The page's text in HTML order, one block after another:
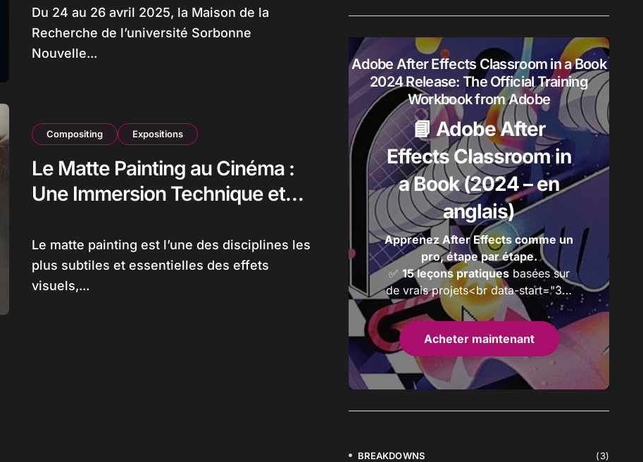
Du 24 au 26 avril 2025, la Maison de la
Recherche de l’université Sorbonne
Nouvelle...
Compositing Expositions
Le Matte Painting au Cinéma :
Une Immersion Technique et
Le matte painting est l’une des disciplines les
plus subtiles et essentielles des effets
visuels,...
r
d
i
t
Adobe After Effects Classroom in a Book
2024 Release: The Official Training
Workbook from Adobe
📘 Adobe After
Effects Classroom in
a Book (2024 – en
anglais)
Apprenez After Effects comme un
pro, étape par étape.
✅ 15 leçons pratiquesbasées sur
de vrais projets<br data-start="3…
Acheter maintenant
BREAKDOWNS (3)